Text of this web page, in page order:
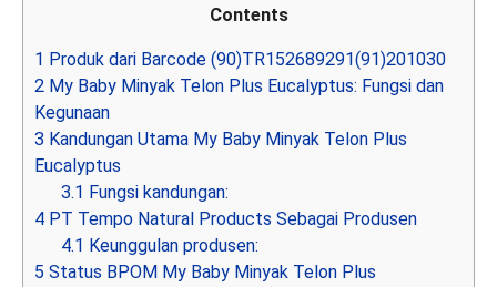
Contents
1 Produk dari Barcode (90)TR152689291(91)201030
2 My Baby Minyak Telon Plus Eucalyptus: Fungsi dan
Kegunaan
3 Kandungan Utama My Baby Minyak Telon Plus
Eucalyptus
3.1 Fungsi kandungan:
4 PT Tempo Natural Products Sebagai Produsen
4.1 Keunggulan produsen:
5 Status BPOM My Baby Minyak Telon Plus